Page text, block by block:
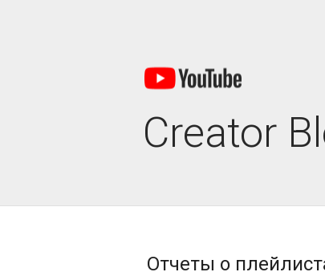
Creator
Отчеты о